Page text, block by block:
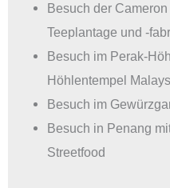
Besuch der
Teeplantage und -
Besuch im Perak-
Höhlentempel
Besuch im
Besuch in Penang
Streetfood